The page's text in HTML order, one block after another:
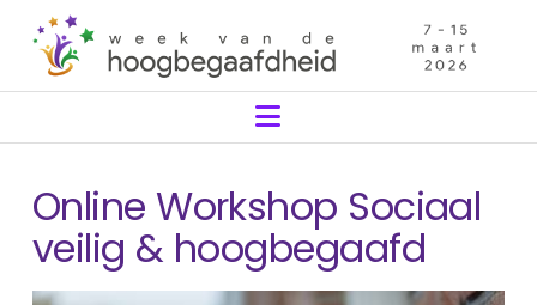
Navigation
Online Workshop Sociaal
veilig & hoogbegaafd